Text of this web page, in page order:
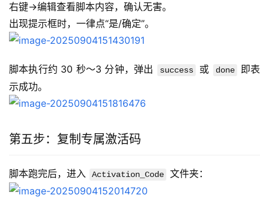
右键→编辑查看脚本内容，确认无害。
出现提示框时，一律点“是/确定”。
脚本执行约 30 秒～3 分钟，弹出 success 或 done
即表
示成功。
第五步：复制专属激活码
脚本跑完后，进入 Activation_Code 文件夹：